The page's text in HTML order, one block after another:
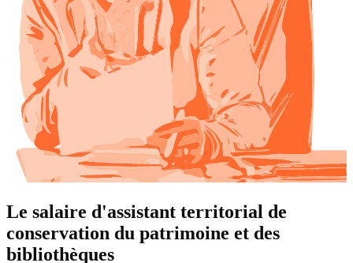
Le salaire d'assistant territorial de
conservation du patrimoine et des
bibliothèques